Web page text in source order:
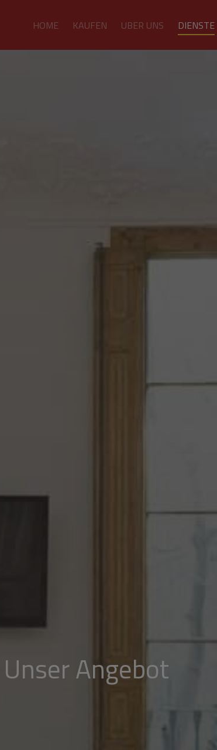
HOME KAUFEN UBER UNS DIENSTE
Unser Angebot